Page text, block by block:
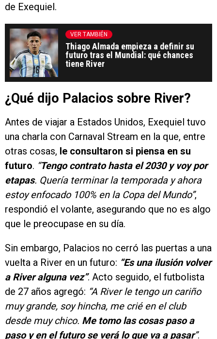
de Exequiel.
VER TAMBIÉN
Thiago Almada empieza a definir su
futuro tras el Mundial: qué chances
tiene River
¿Qué dijo Palacios sobre River?
Antes de viajar a Estados Unidos, Exequiel tuvo
una charla con Carnaval Stream en la que, entre
otras cosas, le consultaron si piensa en su
futuro. “Tengo contrato hasta el 2030 y voy por
etapas. Quería terminar la temporada y ahora
estoy enfocado 100% en la Copa del Mundo”,
respondió el volante, asegurando que no es algo
que le preocupase en su día.
Sin embargo, Palacios no cerró las puertas a una
vuelta a River en un futuro: “Es una ilusión volver
a River alguna vez”. Acto seguido, el futbolista
de 27 años agregó: “A River le tengo un cariño
muy grande, soy hincha, me crié en el club
desde muy chico. Me tomo las cosas paso a
paso y en el futuro se verá lo que va a pasar”.